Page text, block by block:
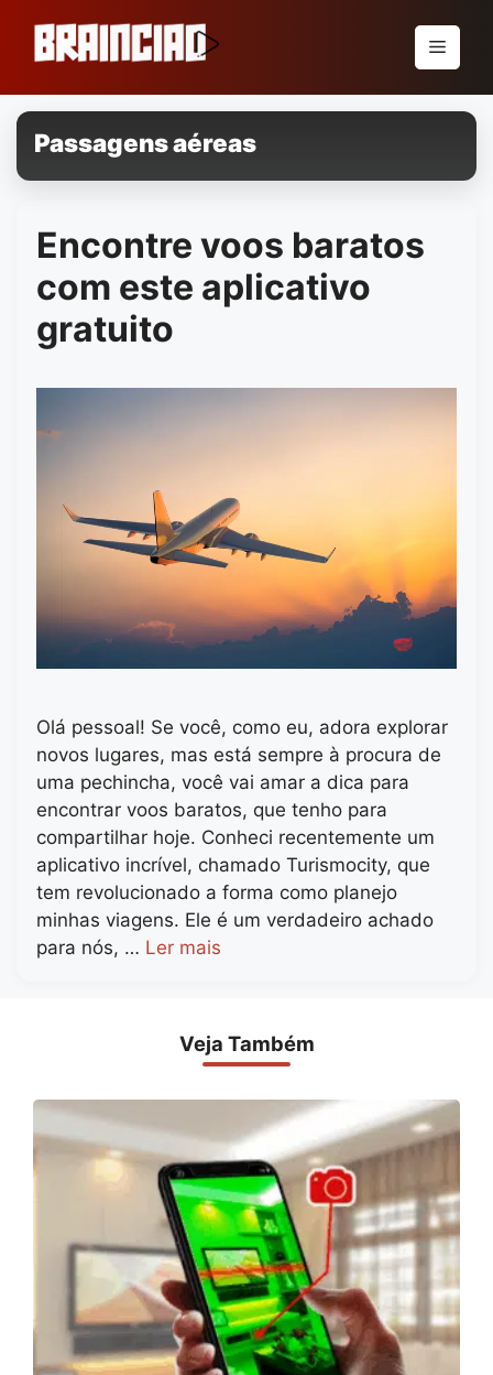
conteúdo
Menu
Passagens aéreas
Encontre voos baratos
com este aplicativo
gratuito
Olá pessoal! Se você, como eu, adora explorar
novos lugares, mas está sempre à procura de
uma pechincha, você vai amar a dica para
encontrar voos baratos, que tenho para
compartilhar hoje. Conheci recentemente um
aplicativo incrível, chamado Turismocity, que
tem revolucionado a forma como planejo
minhas viagens. Ele é um verdadeiro achado
para nós, … Ler mais
Veja Também